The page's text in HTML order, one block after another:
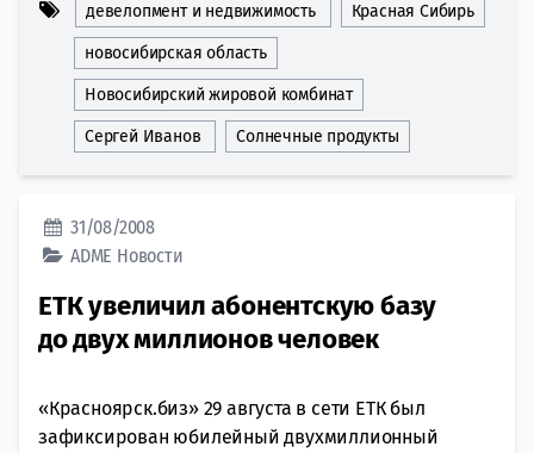
девелопмент и недвижимость Красная Сибирь
новосибирская область
Новосибирский жировой комбинат
Сергей Иванов Солнечные продукты
31/08/2008
ADME Новости
ЕТК увеличил абонентскую базу
до двух миллионов человек
«Красноярск.биз» 29 августа в сети ЕТК был
зафиксирован юбилейный двухмиллионный